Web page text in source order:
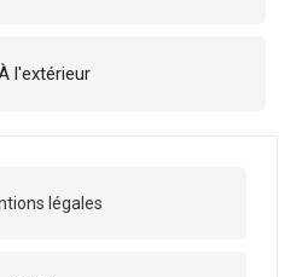
l'extérieur
légales